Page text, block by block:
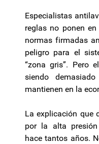
Especialistas
reglas no ponen
normas firmadas
peligro para el
“zona gris”. Pero
siendo
mantienen en la
La explicación que
por la alta
hace tantos años.